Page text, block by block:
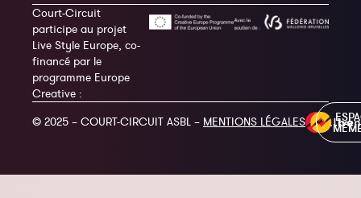
Court-Circuit
participe au projet
Live Style Europe, co-
financé par le
programme Europe
Creative :
© 2025 – COURT-CIRCUIT ASBL – MENTIONS LÉGALES